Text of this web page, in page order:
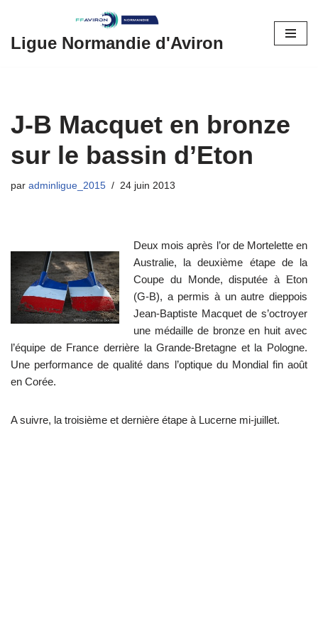
Aller
Ligue Normandie d'Aviron
J-B Macquet en bronze
sur le bassin d’Eton
par adminligue_2015 24 juin 2013
Deux mois après l’or de Mortelette en
Australie, la deuxième étape de la
Coupe du Monde, disputée à Eton
(G-B), a permis à un autre dieppois
Jean-Baptiste Macquet de s’octroyer
une médaille de bronze en huit avec
l’équipe de France derrière la Grande-Bretagne et la Pologne.
Une performance de qualité dans l’optique du Mondial fin août
en Corée.
A suivre, la troisième et dernière étape à Lucerne mi-juillet.